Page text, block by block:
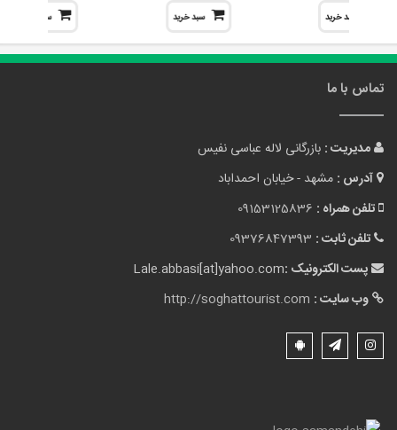
سبد خرید سبد خرید سبد خرید
تماس با ما
مدیریت : بازرگانی لاله عباسی نفیس
آدرس : مشهد - خیابان احمداباد
تلفن همراه : 09153125836
تلفن ثابت : 09376847393
پست الکترونیک :Lale.abbasi[at]yahoo.com
وب سایت : http://soghattourist.com